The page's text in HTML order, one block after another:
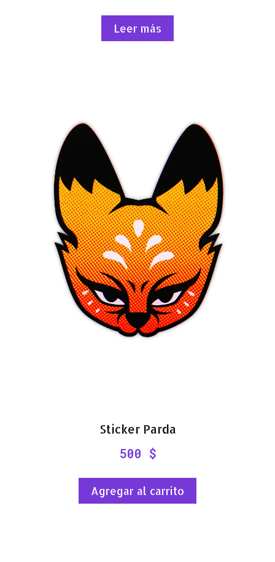
Leer más
Sticker Parda
500 $
Agregar al carrito